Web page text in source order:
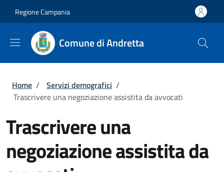
Regione Campania
Comune di Andretta
Briciole di pane
Home / Servizi demografici /
Trascrivere una negoziazione assistita da avvocati
Trascrivere una
negoziazione assistita da